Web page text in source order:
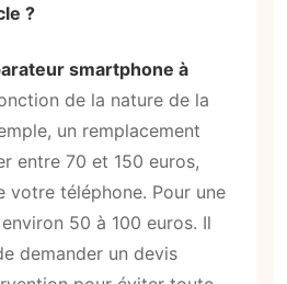
?
smartphone à
de la nature de la
un remplacement
entre 70 et 150 euros,
votre téléphone. Pour une
50 à 100 euros. Il
demander un devis